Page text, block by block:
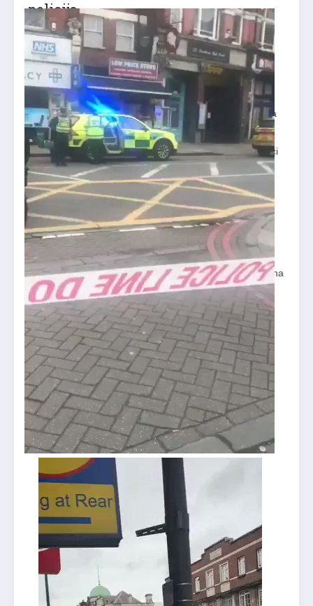
policija
Svijet 02.02.2020. 17:24h Uredništvo
Dvije osobe izbodene su u južnom dijelu Londona u
napadu koji je policija etiketirala “povezanim s
terorizmom”. Naoružana policija upucala je muškarca za
kojeg se sumnja da je počinitelj.
Napad se dogodio u ulici Streatham High Road. Svjedoci
na društvenim mrežama su objavili da su čuli tri pucnja
nešto iza 14 sati po lokalnom vremenu i da su vidjeli
liječnike kako zbrinjavaju ozlijeđene.
Londonske hitne službe objavile su da na mjestu
događaja imaju više jedinica.
“Nešto se veliko događa u Streatham High Roadu.
Naoružana policija je posvuda, ceste su zatvorene”, jedna
je od objava na Twitteru, prenosi Jutarnji list.
News flash@BRNewsFlash
#BREAKINGUPDATE!!
Police in#London #streathamhave shot a
suspect after stabbing several people.
In this footage undercover officers warning
people to get away because they suspect, the
attacker as possible suicide bomber.